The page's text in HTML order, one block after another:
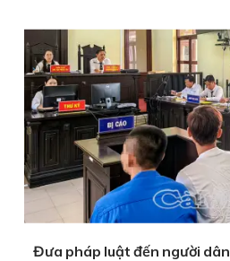
Đưa pháp luật đến người dân